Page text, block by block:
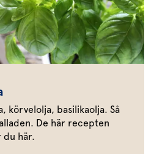
körvelolja, basilikaolja. Så
De här recepten
du här.